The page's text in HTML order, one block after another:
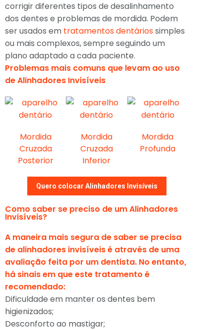
corrigir diferentes tipos de desalinhamento
dos dentes e problemas de mordida. Podem
ser usados em tratamentos dentáriossimples
ou mais complexos, sempre seguindo um
plano adaptado a cada paciente.
Problemas mais comuns que levam ao uso
de Alinhadores Invisíveis
Mordida
Cruzada
Posterior
Mordida
Cruzada
Inferior
Mordida
Profunda
Quero colocar Alinhadores Invisíveis
Como saber se preciso de um Alinhadores
Invisíveis?
A maneira mais segura de saber se precisa
de alinhadores invisíveis é através de uma
avaliação feita por um dentista. No entanto,
há sinais em que este tratamento é
recomendado:
Dificuldade em manter os dentes bem
higienizados;
Desconforto ao mastigar;